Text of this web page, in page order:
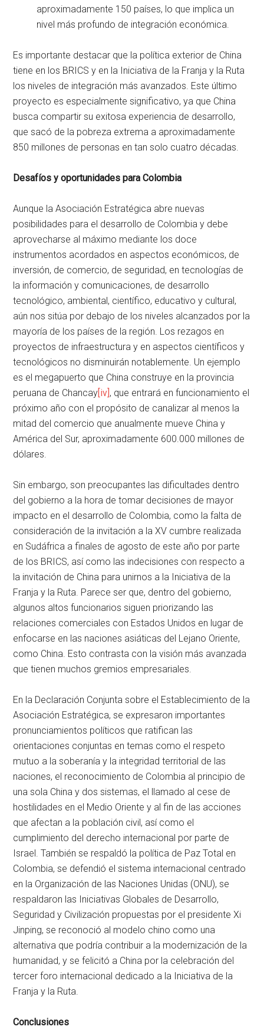
aproximadamente 150 países, lo que implica un
nivel más profundo de integración económica.
Es importante destacar que la política exterior de China
tiene en los BRICS y en la Iniciativa de la Franja y la Ruta
los niveles de integración más avanzados. Este último
proyecto es especialmente significativo, ya que China
busca compartir su exitosa experiencia de desarrollo,
que sacó de la pobreza extrema a aproximadamente
850 millones de personas en tan solo cuatro décadas.
Desafíos y oportunidades para Colombia
Aunque la Asociación Estratégica abre nuevas
posibilidades para el desarrollo de Colombia y debe
aprovecharse al máximo mediante los doce
instrumentos acordados en aspectos económicos, de
inversión, de comercio, de seguridad, en tecnologías de
la información y comunicaciones, de desarrollo
tecnológico, ambiental, científico, educativo y cultural,
aún nos sitúa por debajo de los niveles alcanzados por la
mayoría de los países de la región. Los rezagos en
proyectos de infraestructura y en aspectos científicos y
tecnológicos no disminuirán notablemente. Un ejemplo
es el megapuerto que China construye en la provincia
peruana de Chancay[iv], que entrará en funcionamiento el
próximo año con el propósito de canalizar al menos la
mitad del comercio que anualmente mueve China y
América del Sur, aproximadamente 600.000 millones de
dólares.
Sin embargo, son preocupantes las dificultades dentro
del gobierno a la hora de tomar decisiones de mayor
impacto en el desarrollo de Colombia, como la falta de
consideración de la invitación a la XV cumbre realizada
en Sudáfrica a finales de agosto de este año por parte
de los BRICS, así como las indecisiones con respecto a
la invitación de China para unirnos a la Iniciativa de la
Franja y la Ruta. Parece ser que, dentro del gobierno,
algunos altos funcionarios siguen priorizando las
relaciones comerciales con Estados Unidos en lugar de
enfocarse en las naciones asiáticas del Lejano Oriente,
como China. Esto contrasta con la visión más avanzada
que tienen muchos gremios empresariales.
En la Declaración Conjunta sobre el Establecimiento de la
Asociación Estratégica, se expresaron importantes
pronunciamientos políticos que ratifican las
orientaciones conjuntas en temas como el respeto
mutuo a la soberanía y la integridad territorial de las
naciones, el reconocimiento de Colombia al principio de
una sola China y dos sistemas, el llamado al cese de
hostilidades en el Medio Oriente y al fin de las acciones
que afectan a la población civil, así como el
cumplimiento del derecho internacional por parte de
Israel. También se respaldó la política de Paz Total en
Colombia, se defendió el sistema internacional centrado
en la Organización de las Naciones Unidas (ONU), se
respaldaron las Iniciativas Globales de Desarrollo,
Seguridad y Civilización propuestas por el presidente Xi
Jinping, se reconoció al modelo chino como una
alternativa que podría contribuir a la modernización de la
humanidad, y se felicitó a China por la celebración del
tercer foro internacional dedicado a la Iniciativa de la
Franja y la Ruta.
Conclusiones